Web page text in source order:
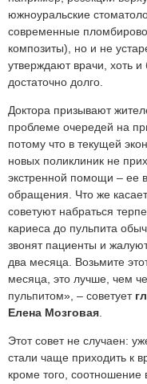
южноуральские
современные
композиты), но и не
утверждают врачи, хоть и
достаточно долго.
Доктора призывают
проблеме очередей на
потому что в текущей
новых поликлиник не
экстренной помощи – ее
обращения. Что же
советуют набраться
кариеса до пульпита
звонят пациенты и
два месяца. Возьмите
месяца, это лучше, чем
пульпитом», – советует
Елена Мозговая
Этот совет не случаен:
стали чаще приходить к
кроме того,